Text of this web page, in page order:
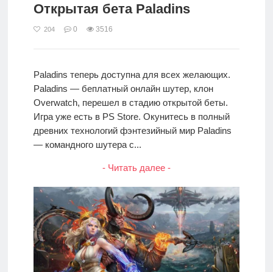
Открытая бета Paladins
204 0 3516
Paladins теперь доступна для всех желающих.
Paladins — беплатный онлайн шутер, клон
Overwatch, перешел в стадию открытой беты.
Игра уже есть в PS Store. Окунитесь в полный
древних технологий фэнтезийный мир Paladins
— командного шутера с...
- Читать далее -